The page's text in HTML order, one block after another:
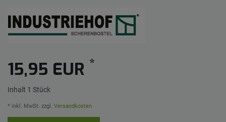
15,95 EUR *
Inhalt 1 Stück
* inkl. MwSt. zzgl. Versandkosten